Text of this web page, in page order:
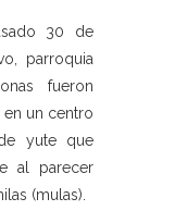
30 de
parroquia
fueron
un centro
yute que
al parecer
(mulas).